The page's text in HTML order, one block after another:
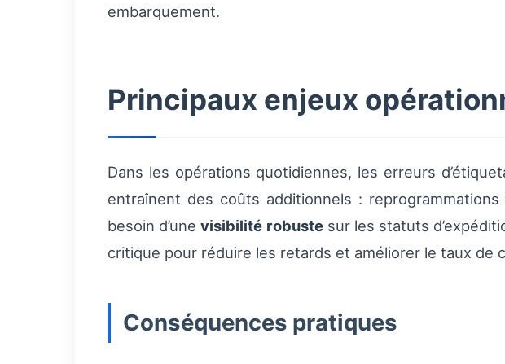
embarquement.
Principaux enjeux
Dans les opérations quotidiennes, les erreurs
entraînent des coûts additionnels :
besoin d’unevisibilité robustesur les statuts
critique pour réduire les retards et améliorer le taux de
Conséquences pratiques